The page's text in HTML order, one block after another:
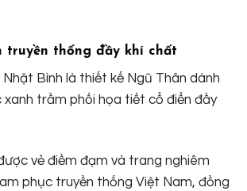
truyền thống đầy khí chất
Bình là thiết kế Ngũ Thân dành
xanh trầm phối họa tiết cổ điển đầy
vẻ điềm đạm và trang nghiêm
phục truyền thống Việt Nam, đồng